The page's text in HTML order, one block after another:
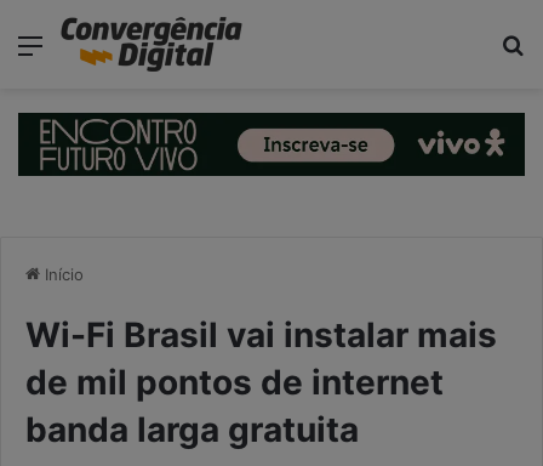
Menu
Início
Wi-Fi Brasil vai instalar mais
de mil pontos de internet
banda larga gratuita